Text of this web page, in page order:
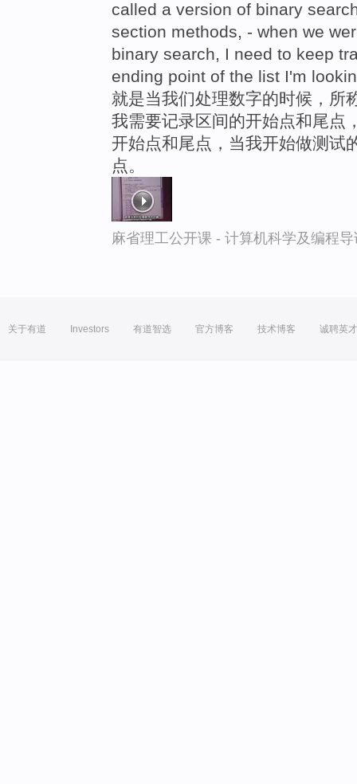
called a version of binary
section methods, - when we
binary search, I need to keep
ending point of the list I'm
就是当我们处理数字的时候，所
我需要记录区间的开始点和尾点
开始点和尾点，当我开始做测试
点。
麻省理工公开课 - 计算机科学及编程
关于有道 Investors 有道智选 官方博客 技术博客 诚聘英才